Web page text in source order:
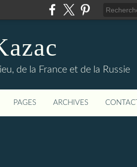
de la France et de la Russie
PAGES ARCHIVES CONTACT